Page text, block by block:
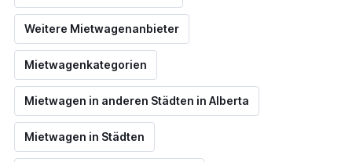
Weitere Mietwagenanbieter
Mietwagenkategorien
Mietwagen in anderen Städten in Alberta
Mietwagen in Städten